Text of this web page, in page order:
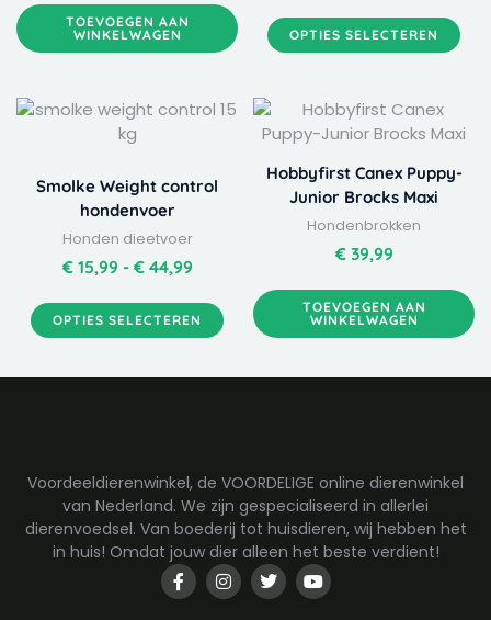
TOEVOEGEN AAN
WINKELWAGEN
OPTIES SELECTEREN
kan
gekozen
de
productpagina
Smolke Weight control
hondenvoer
Honden dieetvoer
€15,99 - €44,99
Prijsklasse:
€ 44,99
OPTIES SELECTEREN
Dit
product
meerdere
variaties.
Deze
kan
gekozen
worden
de
Hobbyfirst Canex Puppy-
Junior Brocks Maxi
Hondenbrokken
€39,99
TOEVOEGEN AAN
WINKELWAGEN
Voordeeldierenwinkel, de VOORDELIGE online dierenwinkel
van Nederland. We zijn gespecialiseerd in allerlei
dierenvoedsel. Van boederij tot huisdieren, wij hebben het
in huis! Omdat jouw dier alleen het beste verdient!
F
a
c
I
n
s
T
w
i
Y
o
u